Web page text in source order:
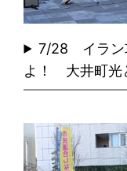
7/28 イラン
よ！ 大井町光